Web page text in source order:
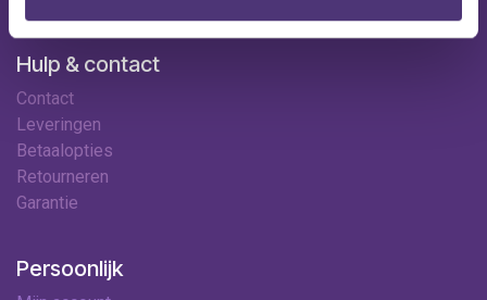
Hulp & contact
Contact
Leveringen
Betaalopties
Retourneren
Garantie
Persoonlijk